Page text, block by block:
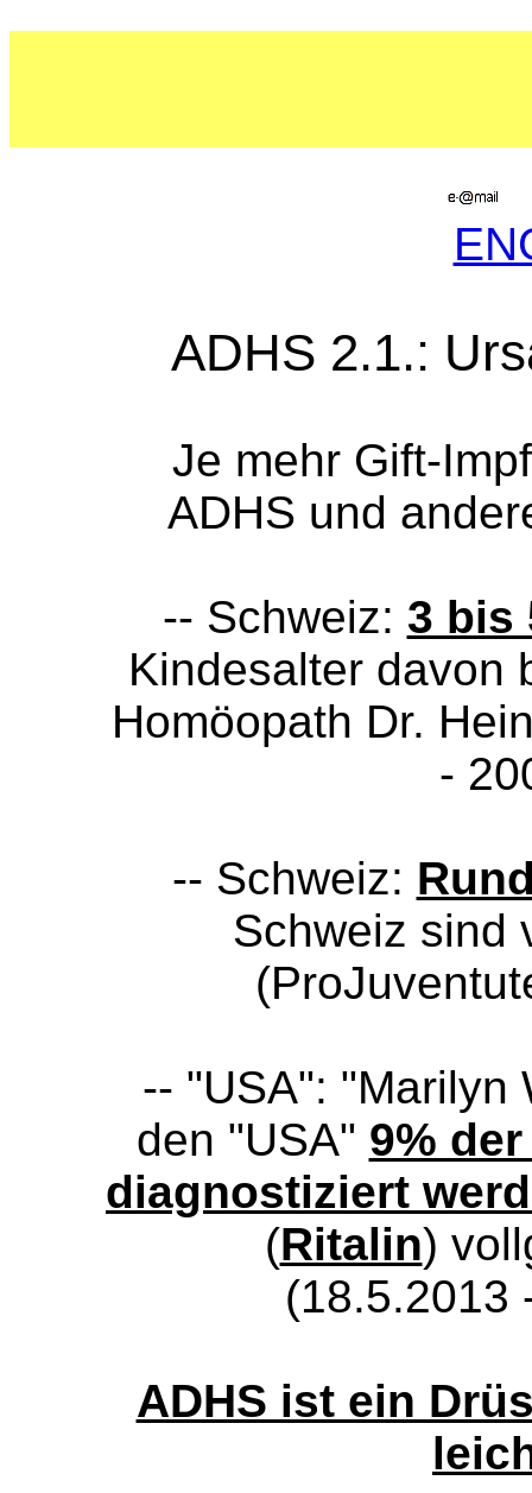
ADHS 2.1.:
Je mehr Gift-
ADHS und
-- Schweiz: 3 bis
Kindesalter davon
Homöopath Dr.
-
-- Schweiz:
Schweiz sind
-- "USA": "Marilyn
den "USA" 9%
diagnostiziert
(Ritalin)
(18.5.2013
ADHS ist ein